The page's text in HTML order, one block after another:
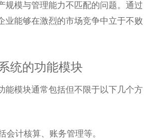
规模与管理能力不匹配的问题。通过
业能够在激烈的市场竞争中立于不败
统的功能模块
能模块通常包括但不限于以下几个方
会计核算、账务管理等。